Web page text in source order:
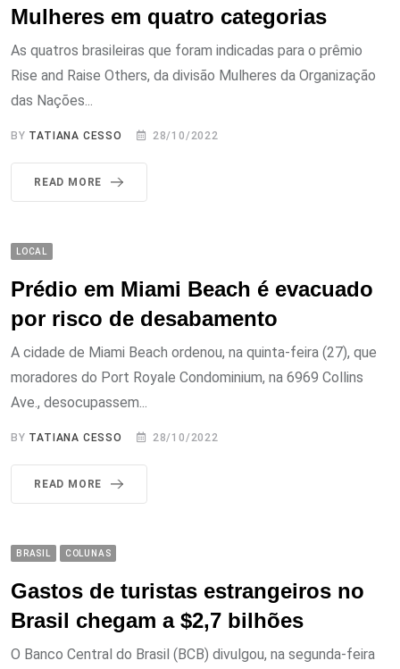
Mulheres em quatro categorias
As quatros brasileiras que foram indicadas para o prêmio
Rise and Raise Others, da divisão Mulheres da Organização
das Nações...
BY TATIANA CESSO 28/10/2022
READ MORE
LOCAL
Prédio em Miami Beach é evacuado
por risco de desabamento
A cidade de Miami Beach ordenou, na quinta-feira (27), que
moradores do Port Royale Condominium, na 6969 Collins
Ave., desocupassem...
BY TATIANA CESSO 28/10/2022
READ MORE
BRASIL COLUNAS
Gastos de turistas estrangeiros no
Brasil chegam a $2,7 bilhões
O Banco Central do Brasil (BCB) divulgou, na segunda-feira